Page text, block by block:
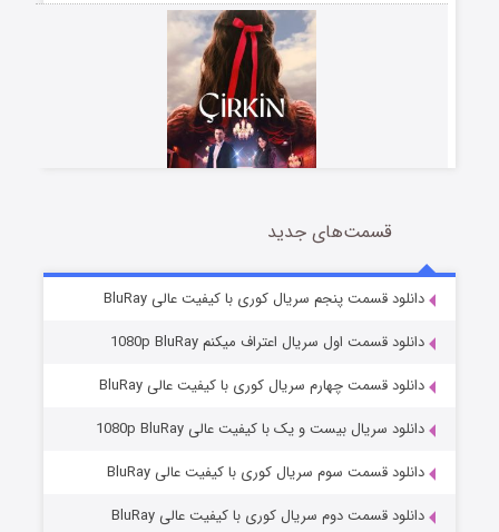
سریال زشت
قسمت2 (زیرنویس) منتشر شد
مردگان متحرک: شهر مرده ۳
قسمت‌های جدید
دانلود قسمت پنجم سریال کوری با کیفیت عالی BluRay
دانلود قسمت اول سریال اعتراف میکنم 1080p BluRay
دانلود قسمت چهارم سریال کوری با کیفیت عالی BluRay
دانلود سریال بیست و یک با کیفیت عالی 1080p BluRay
دانلود قسمت سوم سریال کوری با کیفیت عالی BluRay
دانلود قسمت دوم سریال کوری با کیفیت عالی BluRay